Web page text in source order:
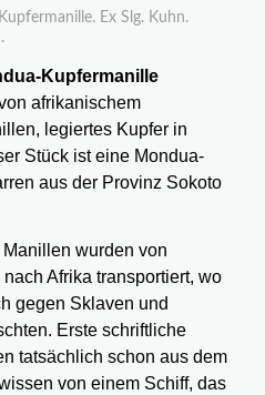
Ex Slg. Kuhn.
Kupfermanille
afrikanischem
legiertes Kupfer in
Stück ist eine Mondua-
aus der Provinz Sokoto
wurden von
Afrika transportiert, wo
gegen Sklaven und
Erste schriftliche
tatsächlich schon aus dem
von einem Schiff, das